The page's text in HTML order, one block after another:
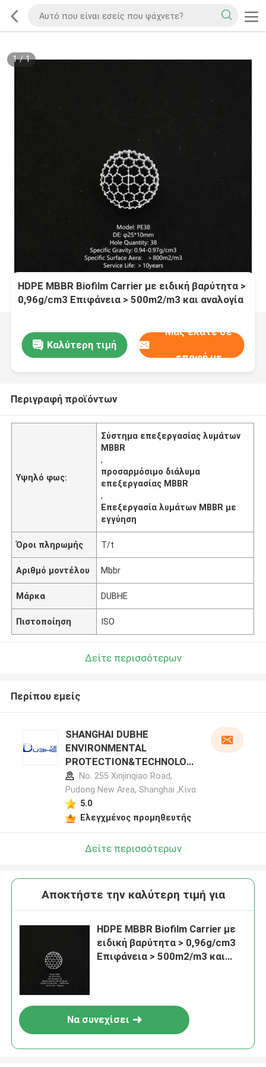
1/1
HDPE MBBR Biofilm Carrier με ειδική βαρύτητα >
0,96g/cm3 Επιφάνεια > 500m2/m3 και αναλογία
Καλύτερη τιμή
Μας ελάτε σε
επαφή με
Περιγραφή προϊόντων
Υψηλό φως:
Σύστημα επεξεργασίας λυμάτων
MBBR
,
προσαρμόσιμο διάλυμα
επεξεργασίας MBBR
,
Επεξεργασία λυμάτων MBBR με
εγγύηση
Όροι πληρωμής T/t
Αριθμό μοντέλου Mbbr
Μάρκα DUBHE
Πιστοποίηση ISO
Δείτε περισσότερων
Περίπου εμείς
SHANGHAI DUBHE
ENVIRONMENTAL
PROTECTION&TECHNOLOG
Y CO.,LTD προφίλ
κατασκευαστή
No. 255 Xinjinqiao Road,
Pudong New Area, Shanghai ,Κίνα
5.0
Ελεγχμένος προμηθευτής
Δείτε περισσότερων
Αποκτήστε την καλύτερη τιμή για
HDPE MBBR Biofilm Carrier με
ειδική βαρύτητα > 0,96g/cm3
Επιφάνεια > 500m2/m3 και
Να συνεχίσει